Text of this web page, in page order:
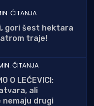
ČITANJA
gori šest hektara
traje!
ČITANJA
O LEĆEVICI:
ali
nemaju drugi